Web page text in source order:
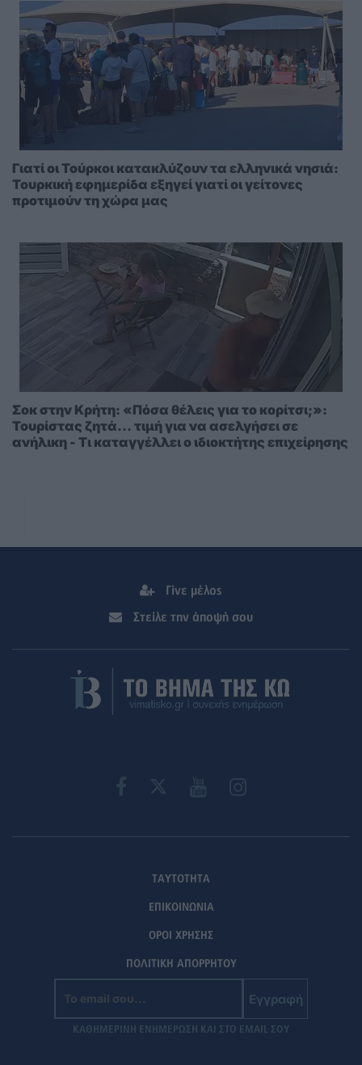
Γιατί οι Τούρκοι κατακλύζουν τα ελληνικά νησιά:
Τουρκική εφημερίδα εξηγεί γιατί οι γείτονες
προτιμούν τη χώρα μας
Σοκ στην Κρήτη: «Πόσα θέλεις για το κορίτσι;»:
Τουρίστας ζητά... τιμή για να ασελγήσει σε
ανήλικη - Τι καταγγέλλει ο ιδιοκτήτης επιχείρησης
Γίνε μέλος
Στείλε την άποψή σου
ΤΑΥΤΟΤΗΤΑ
ΕΠΙΚΟΙΝΩΝΙΑ
ΟΡΟΙ ΧΡΗΣΗΣ
ΠΟΛΙΤΙΚΗ ΑΠΟΡΡΗΤΟΥ
Εγγραφή
ΚΑΘΗΜΕΡΙΝΗ ΕΝΗΜΕΡΩΣΗ ΚΑΙ ΣΤΟ EMAIL ΣΟΥ